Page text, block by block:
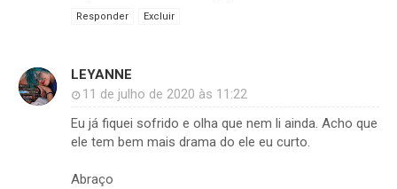
Responder Excluir
LEYANNE
11 de julho de 2020 às 11:22
Eu já fiquei sofrido e olha que nem li ainda. Acho que
ele tem bem mais drama do ele eu curto.
Abraço